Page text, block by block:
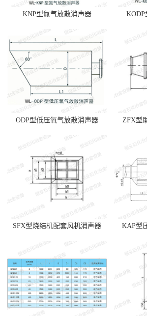
KNP型氮气放散消声器
ODP型低压氧气放散消声器 ZFX型
SFX型烧结机配套风机消声器 KAP型